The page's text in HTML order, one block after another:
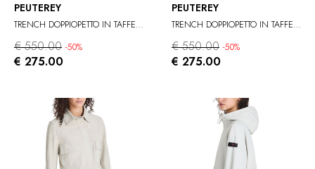
PEUTEREY
TRENCH DOPPIOPETTO IN TAFFETÀ
€ 550.00 -50%
€ 275.00
PEUTEREY
TRENCH DOPPIOPETTO IN TAFFETÀ
€ 550.00 -50%
€ 275.00